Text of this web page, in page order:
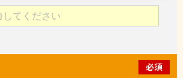
必須